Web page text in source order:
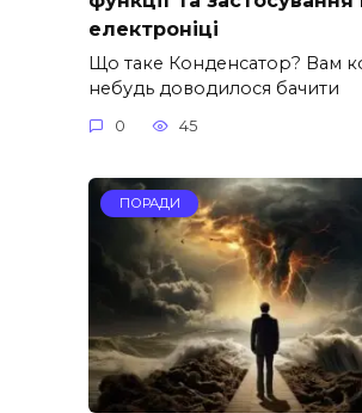
електроніці
Що таке Конденсатор? Вам
небудь доводилося бачити
0 45
ПОРАДИ